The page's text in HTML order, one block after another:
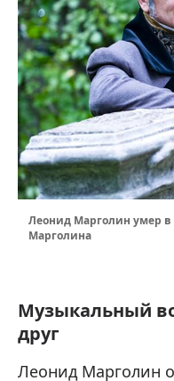
Леонид Марголин умер в
Марголина
Музыкальный
друг
Леонид Марголин